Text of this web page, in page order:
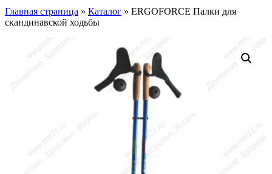
Главная страница » Каталог » ERGOFORCE Палки для
скандинавской ходьбы